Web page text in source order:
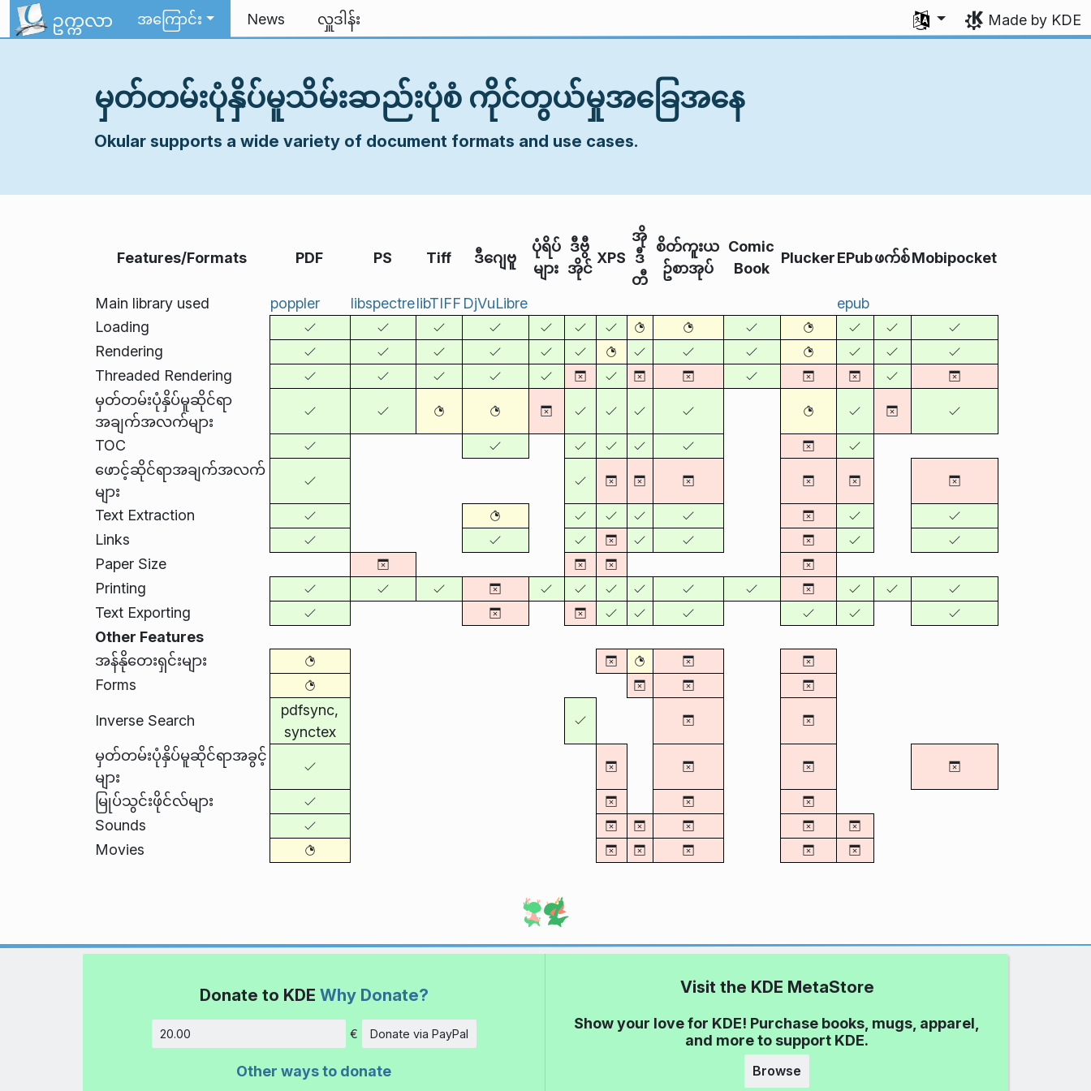
Skip to content
ဥက္ကလာ အကြောင်း News လှူဒါန်း
Select your language
Made by KDE
မှတ်တမ်းပုံနှိပ်မူသိမ်းဆည်းပုံစံ ကိုင်တွယ်မှုအခြေအနေ
Okular supports a wide variety of document formats and use cases.
Features/Formats PDF PS Tiff ဒီဂျေဗူ
ပုံရိပ်
များ
ဒီဗွီ
အိုင်
XPS
အို
ဒီ
တီ
စိတ်ကူးယ
ဥ်စာအုပ်
Comic
Book
PluckerEPubဖက်စ်Mobipocket
Main library used poppler libspectrelibTIFF DjVuLibre
epub
Loading
Rendering
Threaded Rendering
မှတ်တမ်းပုံနှိပ်မူဆိုင်ရာ
အချက်အလက်များ
TOC
ဖောင့်ဆိုင်ရာအချက်အလက်
များ
Text Extraction
Links
Paper Size
Printing
Text Exporting
Other Features
အန်နိုတေးရှင်းများ
Forms
Inverse Search
pdfsync,
synctex
မှတ်တမ်းပုံနှိပ်မူဆိုင်ရာအခွင့်
များ
မြုပ်သွင်းဖိုင်လ်များ
Sounds
Movies
Donate to KDE Why Donate?
Amount
€ Donate via PayPal
Other ways to donate
Visit the KDE MetaStore
Show your love for KDE! Purchase books, mugs, apparel,
and more to support KDE.
Browse